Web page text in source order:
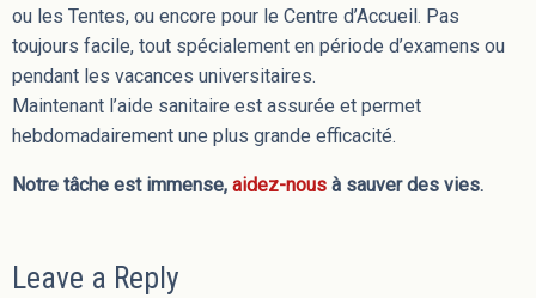
ou les Tentes, ou encore pour le Centre d’Accueil. Pas
toujours facile, tout spécialement en période d’examens ou
pendant les vacances universitaires.
Maintenant l’aide sanitaire est assurée et permet
hebdomadairement une plus grande efficacité.
Notre tâche est immense, aidez-nous à sauver des vies.
Leave a Reply